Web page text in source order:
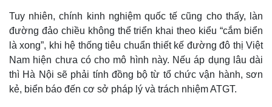
Tuy nhiên, chính kinh nghiệm quốc tế cũng cho thấy, làn
đường đảo chiều không thể triển khai theo kiểu “cắm biển
là xong”, khi hệ thống tiêu chuẩn thiết kế đường đô thị Việt
Nam hiện chưa có cho mô hình này. Nếu áp dụng lâu dài
thì Hà Nội sẽ phải tính đồng bộ từ tổ chức vận hành, sơn
kẻ, biển báo đến cơ sở pháp lý và trách nhiệm ATGT.